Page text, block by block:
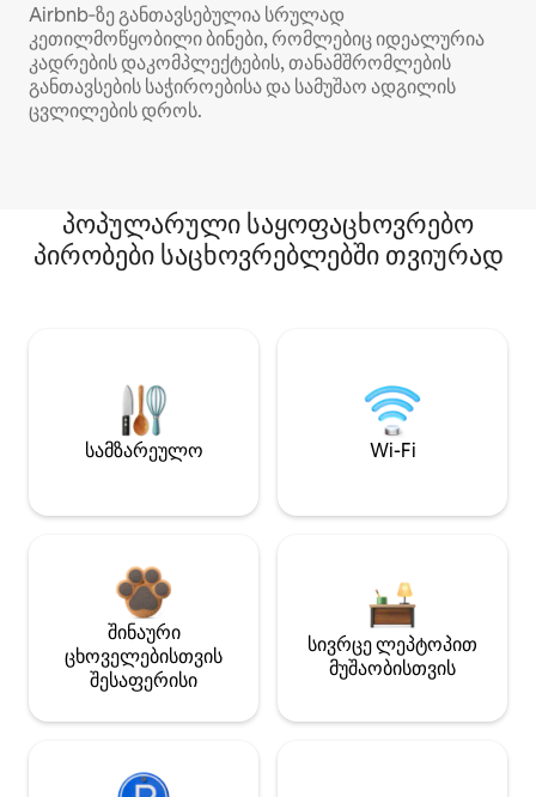
Airbnb‑ზე განთავსებულია სრულად
კეთილმოწყობილი ბინები, რომლებიც იდეალურია
კადრების დაკომპლექტების, თანამშრომლების
განთავსების საჭიროებისა და სამუშაო ადგილის
ცვლილების დროს.
პოპულარული საყოფაცხოვრებო
პირობები საცხოვრებლებში თვიურად
სამზარეულო Wi-Fi
შინაური
ცხოველებისთვის
შესაფერისი
სივრცე ლეპტოპით
მუშაობისთვის